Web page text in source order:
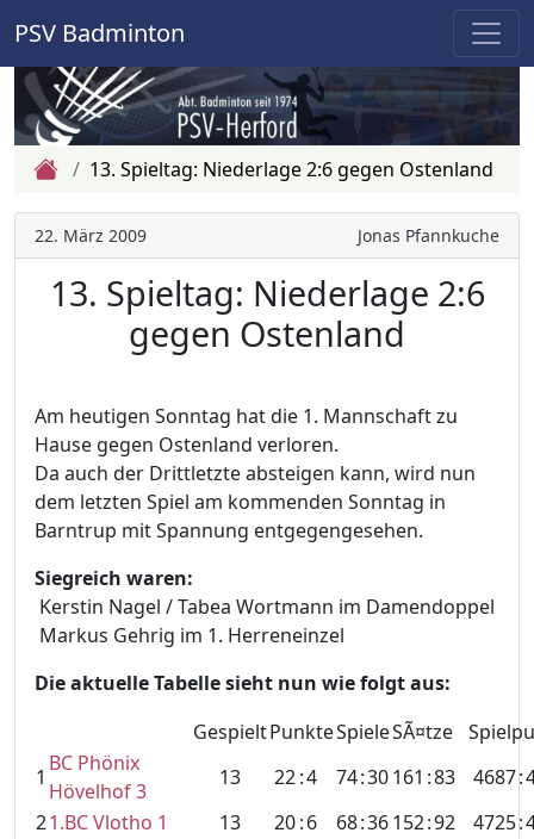
PSV Badminton
Zur Startseite
13. Spieltag: Niederlage 2:6 gegen Ostenland
22. März 2009 Jonas Pfannkuche
13. Spieltag: Niederlage 2:6
gegen Ostenland
Am heutigen Sonntag hat die 1. Mannschaft zu
Hause gegen Ostenland verloren.
Da auch der Drittletzte absteigen kann, wird nun
dem letzten Spiel am kommenden Sonntag in
Barntrup mit Spannung entgegengesehen.
Siegreich waren:
Kerstin Nagel / Tabea Wortmann im Damendoppel
Markus Gehrig im 1. Herreneinzel
Die aktuelle Tabelle sieht nun wie folgt aus:
GespieltPunkteSpieleSÃ¤tze
1
BC Phönix
Hövelhof 3
13 22:4 74:30161 :83 4687:
21.BC Vlotho 1 13 20:6 68:36152:92 4725: